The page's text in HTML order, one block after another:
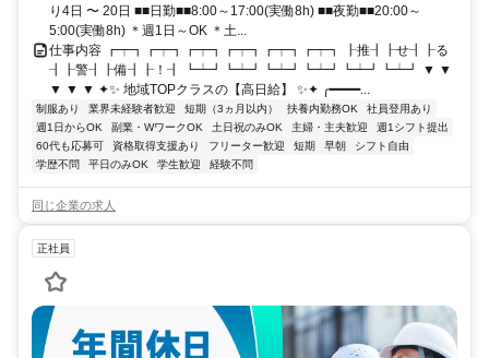
り4日 〜 20日 ■■日勤■■8:00～17:00(実働8h) ■■夜勤■■20:00～
5:00(実働8h) ＊週1日～OK ＊土...
仕事内容 ┏┯┓┏┯┓┏┯┓┏┯┓┏┯┓┏┯┓ ┠推┨┠せ┨┠る
┨┠警┨┠備┨┠！┨ ┗┷┛┗┷┛┗┷┛┗┷┛┗┷┛┗┷┛ ▼ ▼
▼ ▼ ▼ ✦✨ 地域TOPクラスの【高日給】 ✨✦ ╭━━━━...
制服あり 業界未経験者歓迎 短期（3ヵ月以内） 扶養内勤務OK
社員登用あり
週1日からOK
副業・WワークOK 土日祝のみOK 主婦・主夫歓迎
週1シフト提出
60代も応募可
資格取得支援あり フリーター歓迎 短期 早朝
シフト自由
学歴不問
平日のみOK 学生歓迎 経験不問
同じ企業の求人
正社員